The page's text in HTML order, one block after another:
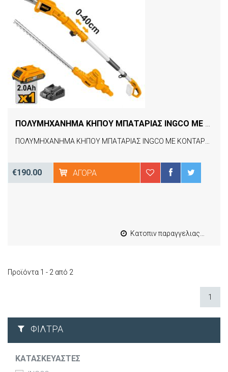
€190.00 ΑΓΟΡΆ
Κατοπιν παραγγελιας από 4 έως 10 εργασιμες
Προϊόντα 1 - 2 από 2
1
ΦΊΛΤΡΑ
ΚΑΤΑΣΚΕΥΑΣΤΈΣ